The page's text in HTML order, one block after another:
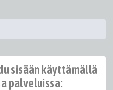
sisään käyttämällä
palveluissa: